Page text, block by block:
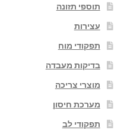
תוספי תזונה
עצירות
תפקודי מוח
בדיקות מעבדה
מוצרי צריכה
מערכת חיסון
תפקודי לב